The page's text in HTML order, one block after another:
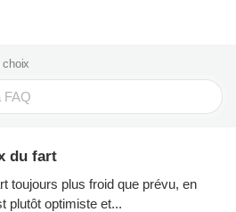
choix
du fart
toujours plus froid que prévu, en
plutôt optimiste et...